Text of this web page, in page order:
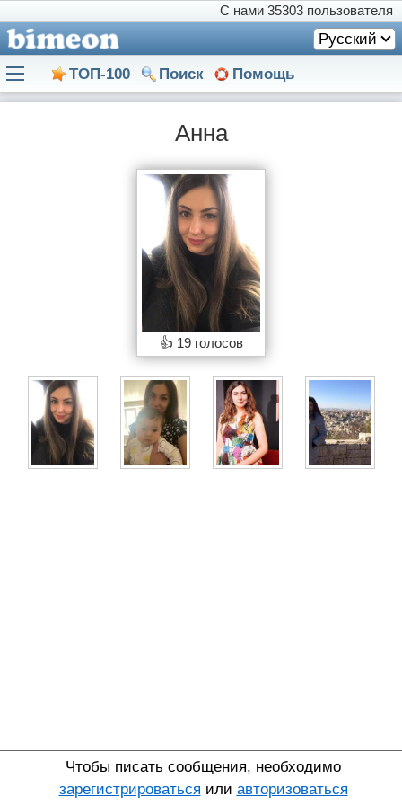
С нами 35303 пользователя
Русский
ТОП-100 Поиск Помощь
Анна
👍 19 голосов
Чтобы писать сообщения, необходимо
зарегистрироваться или авторизоваться